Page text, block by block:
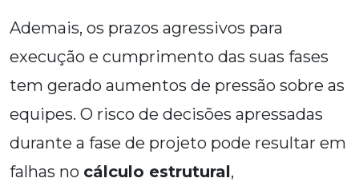
Ademais, os prazos agressivos para
execução e cumprimento das suas fases
tem gerado aumentos de pressão sobre as
equipes. O risco de decisões apressadas
durante a fase de projeto pode resultar em
falhas no cálculo estrutural,